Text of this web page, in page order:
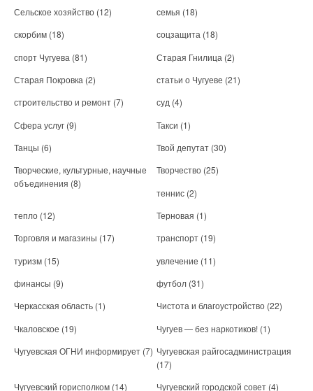
Сельское хозяйство (12) семья (18)
скорбим (18) соцзащита (18)
спорт Чугуева (81) Старая Гнилица (2)
Старая Покровка (2) статьи о Чугуеве (21)
строительство и ремонт (7) суд (4)
Сфера услуг (9) Такси (1)
Танцы (6) Твой депутат (30)
Творческие, культурные, научные
объединения (8)
Творчество (25)
теннис (2)
тепло (12) Терновая (1)
Торговля и магазины (17) транспорт (19)
туризм (15) увлечение (11)
финансы (9) футбол (31)
Черкасская область (1) Чистота и благоустройство (22)
Чкаловское (19) Чугуев — без наркотиков! (1)
Чугуевская ОГНИ информирует (7) Чугуевская райгосадминистрация
(17)
Чугуевский горисполком (14) Чугуевский городской совет (4)